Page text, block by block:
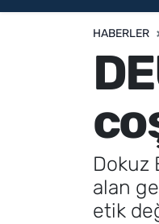
HABERLER
Dokuz
alan
etik